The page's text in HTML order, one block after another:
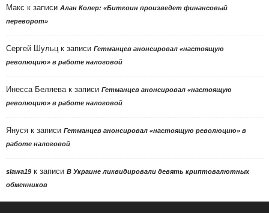
Макс к записи Алан Колер: «Биткоин произведет финансовый
переворот»
Сергей Шульц к записи Гетманцев анонсировал «настоящую
революцию» в работе налоговой
Инесса Беляева к записи Гетманцев анонсировал «настоящую
революцию» в работе налоговой
Януся к записи Гетманцев анонсировал «настоящую революцию» в
работе налоговой
slawa19 к записи В Украине ликвидировали девять криптовалютных
обменников